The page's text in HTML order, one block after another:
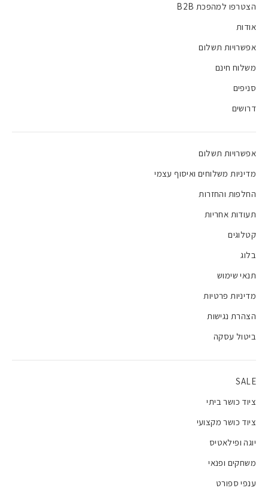
הצטרפו למהפכת B2B
אודות
אפשרויות תשלום
משלוח חינם
סניפים
דרושים
אפשרויות תשלום
מדיניות משלוחים ואיסוף עצמי
החלפות והחזרות
תעודות אחריות
קטלוגים
בלוג
תנאי שימוש
מדיניות פרטיות
הצהרת נגישות
ביטול עסקה
SALE
ציוד כושר ביתי
ציוד כושר מקצועי
יוגה ופילאטיס
משחקים ופנאי
ענפי ספורט